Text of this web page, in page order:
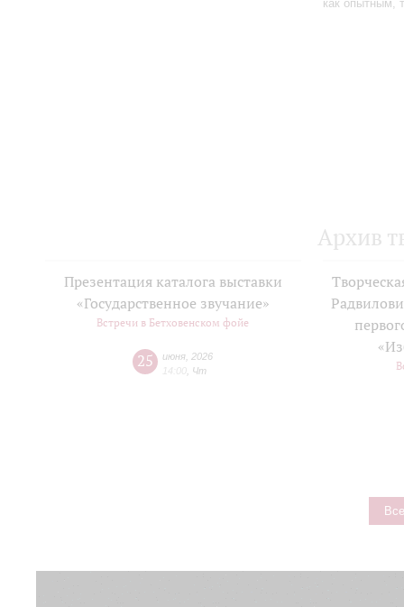
как опытным,
Архив
Презентация каталога выставки
«Государственное звучание»
Встречи в Бетховенском фойе
25 июня 2026
14:00 Чт